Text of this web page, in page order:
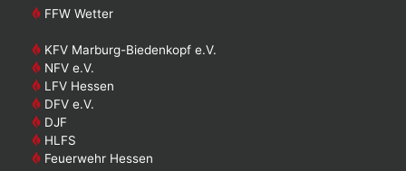
FFW Wetter
KFV Marburg-Biedenkopf e.V.
NFV e.V.
LFV Hessen
DFV e.V.
DJF
HLFS
Feuerwehr Hessen